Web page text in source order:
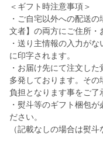
＜ギフト時注意事項＞
・ご自宅以外への配送
文者】の両方にご住所・
・送り主情報の入力が
に印字されます。
・お届け先にて注文し
多発しております。そ
負担となります事をご了
・熨斗等のギフト梱包
ださい。
（記載なしの場合は熨